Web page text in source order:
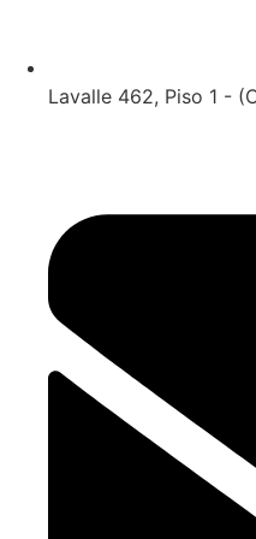
Lavalle 462, Piso 1 -